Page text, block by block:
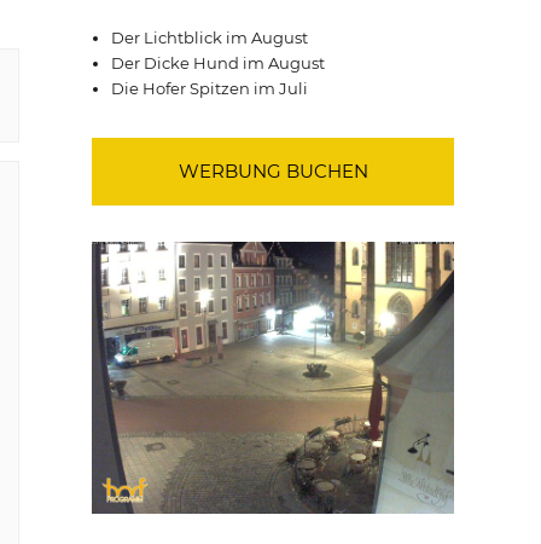
Der Lichtblick im August
Der Dicke Hund im August
Die Hofer Spitzen im Juli
WERBUNG BUCHEN